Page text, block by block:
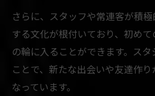
さらに、スタッフや常連客が積
する文化が根付いており、初め
の輪に入ることができます。ス
ことで、新たな出会いや友達作
なっています。